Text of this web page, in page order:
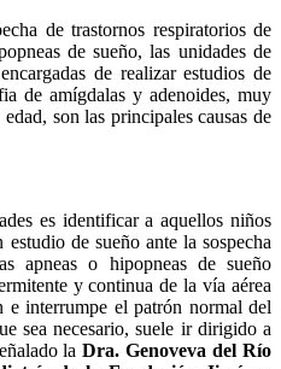
de trastornos respiratorios de
de sueño, las unidades de
de realizar estudios de
de amígdalas y adenoides, muy
son las principales causas de
es identificar a aquellos niños
de sueño ante la sospecha
apneas o hipopneas de sueño
y continua de la vía aérea
e interrumpe el patrón normal del
sea necesario, suele ir dirigido a
laDra. Genoveva del Río